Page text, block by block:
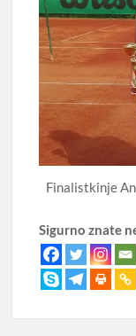
Finalistkinje
Sigurno znate